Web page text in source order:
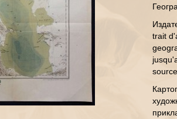
trait